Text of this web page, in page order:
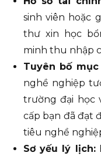
sinh viên hoặc
thư xin học
minh thu nhập
Tuyên bố mục
nghề nghiệp
trường đại học
cấp bạn đã đạt
tiêu nghề
Sơ yếu lý lịch: